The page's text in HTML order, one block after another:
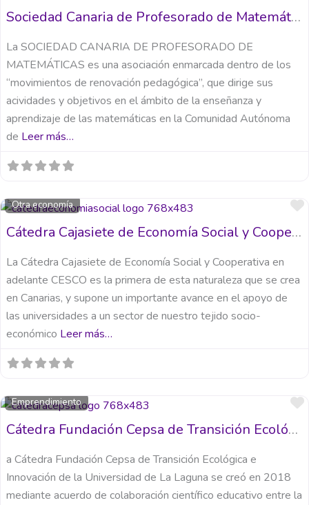
Sociedad Canaria de Profesorado de Matemáticas
La SOCIEDAD CANARIA DE PROFESORADO DE
MATEMÁTICAS es una asociación enmarcada dentro de los
“movimientos de renovación pedagógica”, que dirige sus
acividades y objetivos en el ámbito de la enseñanza y
aprendizaje de las matemáticas en la Comunidad Autónoma
de Leer más…
Otra economía
Cátedra Cajasiete de Economía Social y Cooperativa Universidad de La Laguna
La Cátedra Cajasiete de Economía Social y Cooperativa en
adelante CESCO es la primera de esta naturaleza que se crea
en Canarias, y supone un importante avance en el apoyo de
las universidades a un sector de nuestro tejido socio-
económico Leer más…
Emprendimiento
Cátedra Fundación Cepsa de Transición Ecológica e Innovación de la Universidad de La Laguna
a Cátedra Fundación Cepsa de Transición Ecológica e
Innovación de la Universidad de La Laguna se creó en 2018
mediante acuerdo de colaboración científico educativo entre la